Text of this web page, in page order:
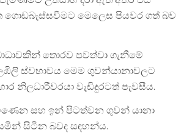
ගොඩබැස්සවීමට මෙලෙස පියවර ගත් බව
තොරව පවත්වා ගැනීමේ
ස්වභාවය මෙම ගුවන්යානාවලට
නිලධාරීවරයා වැඩිදුරටත් පැවසීය.
සහ ඉන් පිටත්වන ගුවන් යානා
සිටින බවද සඳහන්ය.